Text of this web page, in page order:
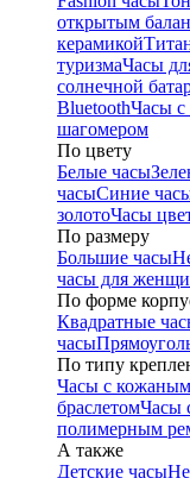
открытым
керамикой
туризмаЧасы
солнечной
BluetoothЧасы с
шагомером
По цвету
Белые часы
часыСиние
золотоЧасы
По размеру
Большие часы
часы для
По форме
Квадратные
часы
По типу
Часы с
браслетомЧасы
полимерным
А также
Детские часы